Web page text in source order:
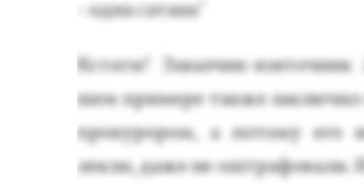
- од­на са­тана"
Кста­ти! За­каз­чик-
шем при­мере так­же зак­лю­чил
про­куро­ром, а по­тому его
лекли, да­же не ош­тра­фова­ли.